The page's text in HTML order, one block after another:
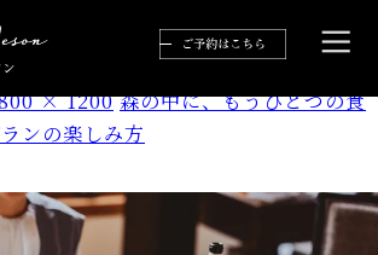
× 1200 森の中に、もうひとつの食
ンの楽しみ方